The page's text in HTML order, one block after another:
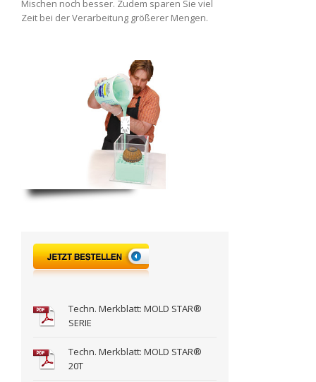
Mischen noch besser. Zudem sparen Sie viel
Zeit bei der Verarbeitung größerer Mengen.
Techn. Merkblatt: MOLD STAR®
SERIE
Techn. Merkblatt: MOLD STAR®
20T